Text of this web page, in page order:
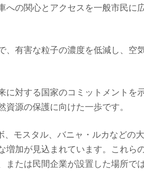
への関心とアクセスを一般市民に
、有害な粒子の濃度を低減し、空
対する国家のコミットメントを
源の保護に向けた一歩です。
モスタル、バニャ・ルカなどの
増加が見込まれています。これら
または民間企業が設置した場所で